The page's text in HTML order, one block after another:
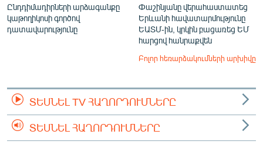
Ընդդիմադիրների արձագանքը
կաթողիկոսի գործով
դատավարությունը
Փաշինյանը վերահաստատեց
Երևանի հավատարմությունը
ԵԱՏՄ-ին, կրկին բացառեց ԵՄ
հարցով հանրաքվեն
Բոլոր հեռարձակումների արխիվը
ՏԵՍՆԵԼ TV ՀԱՂՈՐԴՈՒՄՆԵՐԸ
ՏԵՍՆԵԼ ՀԱՂՈՐԴՈՒՄՆԵՐԸ